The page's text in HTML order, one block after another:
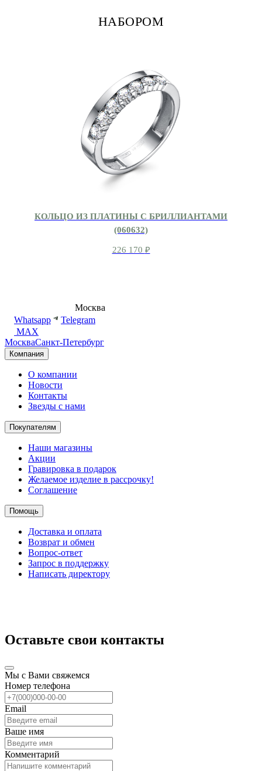
НАБОРОМ
КОЛЬЦО ИЗ ПЛАТИНЫ С БРИЛЛИАНТАМИ
(060632)
226 170 ₽
Москва
Whatsapp
Telegram
MAX
МоскваСанкт-Петербург
Компания
О компании
Новости
Контакты
Звезды с нами
Покупателям
Наши магазины
Акции
Гравировка в подарок
Желаемое изделие в рассрочку!
Соглашение
Помощь
Доставка и оплата
Возврат и обмен
Вопрос-ответ
Запрос в поддержку
Написать директору
Оставьте свои контакты
Мы с Вами свяжемся
Номер телефона
Email
Ваше имя
Комментарий